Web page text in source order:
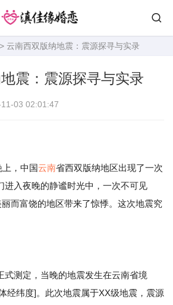
> 云南西双版纳地震：震源探寻与实录
震：震源探寻与实录
03 02:01:47
，中国云南省西双版纳地区出现了一次
进入夜晚的静谧时光中，一次不可见
丽而富饶的地区带来了惊悸。这次地震究
式测定，当晚的地震发生在云南省境
经纬度]。此次地震属于XX级地震，震源